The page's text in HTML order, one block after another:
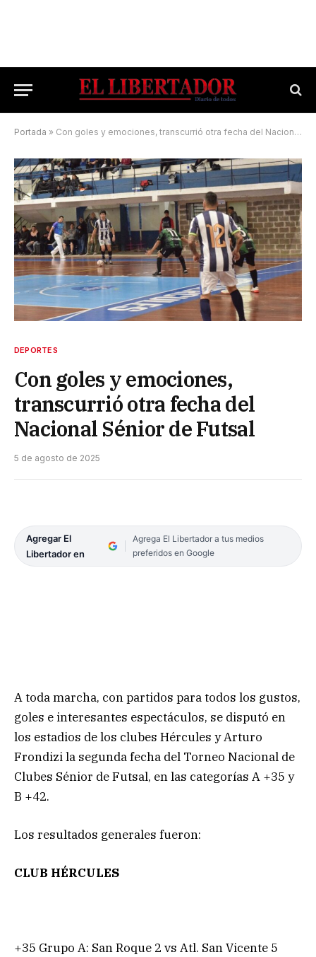
Portada » Con goles y emociones, transcurrió otra fecha del Nacional Sénior de Futsal
DEPORTES
Con goles y emociones,
transcurrió otra fecha del
Nacional Sénior de Futsal
5 de agosto de 2025
Agregar El
Libertador en
Agrega El Libertador a tus medios
preferidos en Google
A toda marcha, con partidos para todos los gustos,
goles e interesantes espectáculos, se disputó en
los estadios de los clubes Hércules y Arturo
Frondizi la segunda fecha del Torneo Nacional de
Clubes Sénior de Futsal, en las categorías A +35 y
B +42.
Los resultados generales fueron:
CLUB HÉRCULES
+35 Grupo A: San Roque 2 vs Atl. San Vicente 5